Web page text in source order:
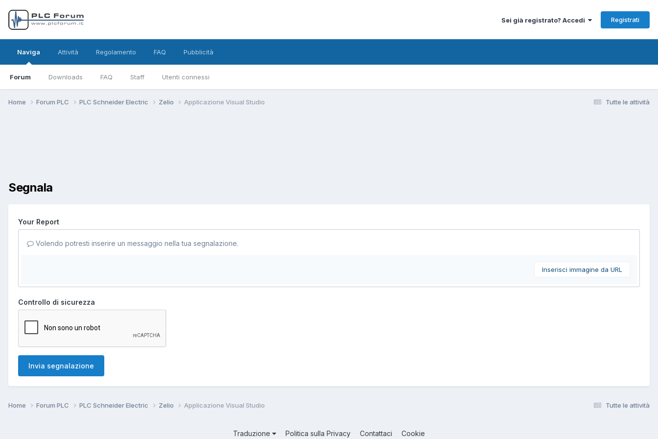
Sei già registrato? Accedi Registrati
Naviga
Forum Downloads FAQ Staff Utenti connessi
Attività Regolamento FAQ Pubblicità
Tutte le attività
Home Forum PLC PLC Schneider Electric Zelio Applicazione Visual Studio
Segnala
Your Report
Volendo potresti inserire un messaggio nella tua segnalazione.
Inserisci immagine da URL
Controllo di sicurezza
Invia segnalazione
Tutte le attività
Home Forum PLC PLC Schneider Electric Zelio Applicazione Visual Studio
Traduzione Politica sulla Privacy Contattaci Cookie